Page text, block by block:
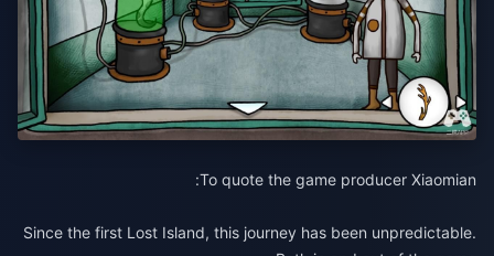
To quote the game producer Xiaomian:
Since the first Lost Island, this journey has been unpredictable.